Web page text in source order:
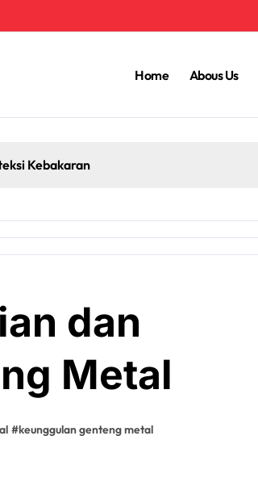
Home Abous Us
Kebakaran
dan
Metal
#keunggulan genteng metal